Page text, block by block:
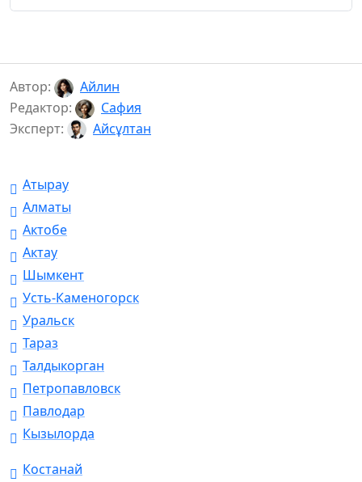
Автор:
Айлин
Редактор:
Сафия
Эксперт:
Айсұлтан
Атырау
Алматы
Актобе
Актау
Шымкент
Усть-Каменогорск
Уральск
Тараз
Талдыкорган
Петропавловск
Павлодар
Кызылорда
Костанай